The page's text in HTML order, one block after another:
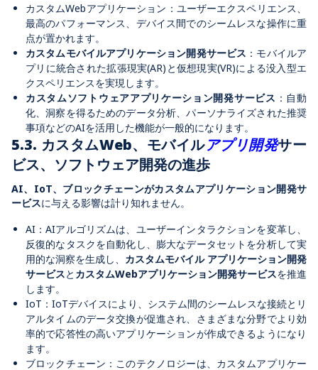
カスタムWebアプリケーション：ユーザーエクスペリエンス、
最高のパフォーマンス、デバイス間でのシームレスな操作に重
点が置かれます。
カスタムモバイルアプリケーション開発サービス ：モバイルア
プリに統合された拡張現実(AR)と仮想現実(VR)による没入型エ
クスペリエンスを実現します。
カスタムソフトウェアアプリケーション開発サービス ：自動
化、洞察を得るためのデータ分析、パーソナライズされた推奨
事項などのAIを活用した機能が一般的になります。
5.3. カスタムWeb、モバイルアプリ開発サー
ビス、ソフトウェア開発の進歩
AI、IoT、ブロックチェーンがカスタムアプリケーション開発サ
ービスに与える影響は計り知れません。
AI：AIアルゴリズムは、ユーザーインタラクションを変革し、
反復的なタスクを自動化し、膨大なデータセットを分析して実
用的な洞察を生成し、 カスタムモバイル アプリケーション開発
サービスと カスタムWebアプリケーション開発サービスを推進
します。
IoT：IoTデバイスにより、システム間のシームレスな接続とリ
アルタイムのデータ交換が促進され、さまざまな分野でより効
率的で応答性の高いアプリケーションが作成できるようになり
ます。
ブロックチェーン：このテクノロジーは、カスタムアプリケー